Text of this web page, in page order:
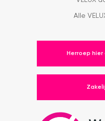
Alle
Herroep